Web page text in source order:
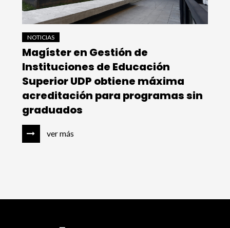
NOTICIAS
Magíster en Gestión de
Instituciones de Educación
Superior UDP obtiene máxima
acreditación para programas sin
graduados
ver más